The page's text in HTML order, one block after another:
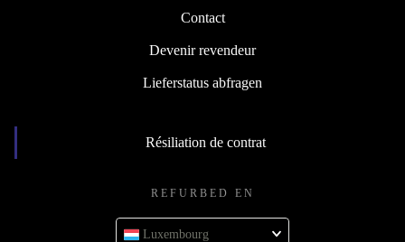
Contact
Devenir revendeur
Lieferstatus abfragen
Résiliation de contrat
REFURBED EN
Luxembourg